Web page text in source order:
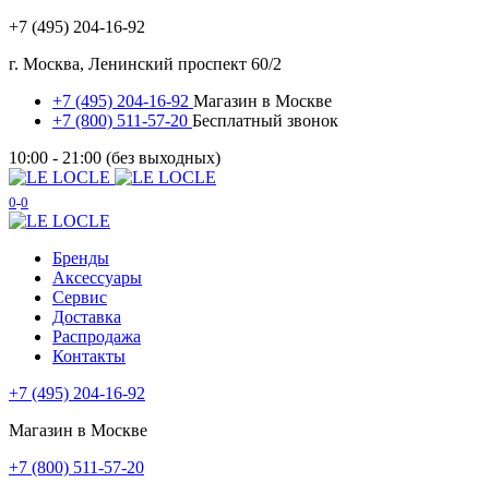
+7 (495) 204-16-92
г. Москва, Ленинский проспект 60/2
+7 (495) 204-16-92 Магазин в Москве
+7 (800) 511-57-20 Бесплатный звонок
10:00 - 21:00 (без выходных)
0 0
Бренды
Аксессуары
Сервис
Доставка
Распродажа
Контакты
+7 (495) 204-16-92
Магазин в Москве
+7 (800) 511-57-20